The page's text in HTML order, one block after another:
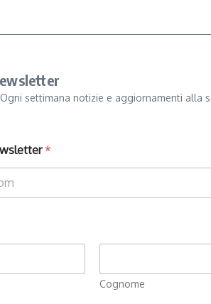
settimana notizie e aggiornamenti alla
*
Cognome